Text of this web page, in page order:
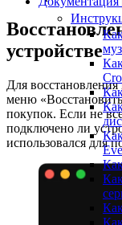
устройстве
Для
меню
покупок. Если не
подключено ли
использовался для